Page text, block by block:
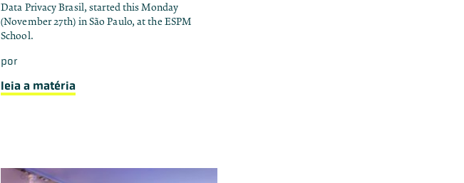
Data Privacy Brasil, started this Monday
(November 27th) in São Paulo, at the ESPM
School.
por
leia a matéria